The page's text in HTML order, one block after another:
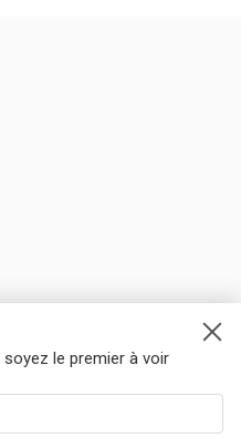
le premier à voir